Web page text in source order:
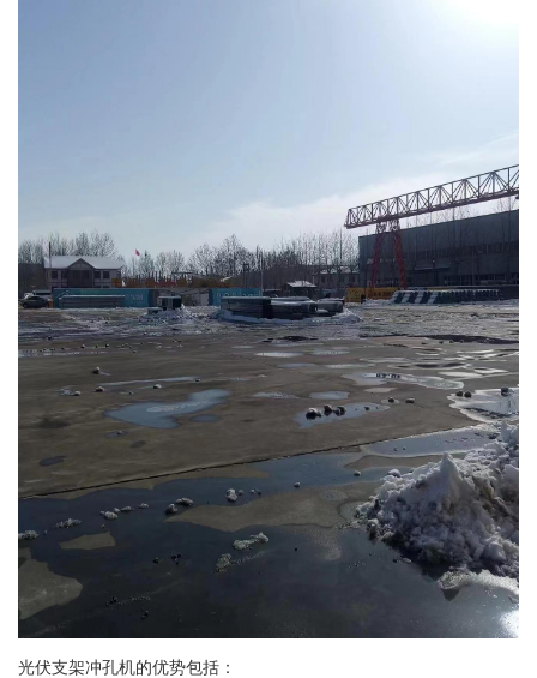
光伏支架冲孔机的优势包括：